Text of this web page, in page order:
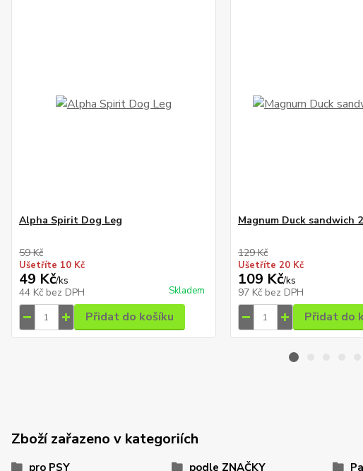
Alpha Spirit Dog Leg
59 Kč
Ušetříte 10 Kč
49 Kč/ks
44 Kč bez DPH Skladem
Přidat do košíku
Magnum Duck sandwich
129 Kč
Ušetříte 20 Kč
109 Kč/ks
97 Kč bez DPH
Přidat do
Zboží zařazeno v kategoriích
pro PSY podle ZNAČKY